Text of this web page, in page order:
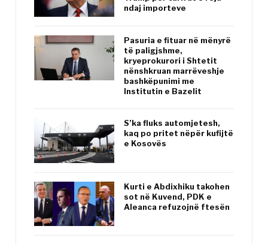
ndaj importeve
Pasuria e fituar në mënyrë
të paligjshme,
kryeprokurori i Shtetit
nënshkruan marrëveshje
bashkëpunimi me
Institutin e Bazelit
S’ka fluks automjetesh,
kaq po pritet nëpër kufijtë
e Kosovës
Kurti e Abdixhiku takohen
sot në Kuvend, PDK e
Aleanca refuzojnë ftesën